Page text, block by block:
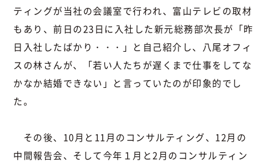
ティングが当社の会議室で行われ、富山テレビの取材
もあり、前日の23日に入社した新元総務部次長が「昨
日入社したばかり・・・」と自己紹介し、八尾オフィ
スの林さんが、「若い人たちが遅くまで仕事をしてな
かなか結婚できない」と言っていたのが印象的でし
た。
その後、10月と11月のコンサルティング、12月の
中間報告会、そして今年１月と2月のコンサルティン